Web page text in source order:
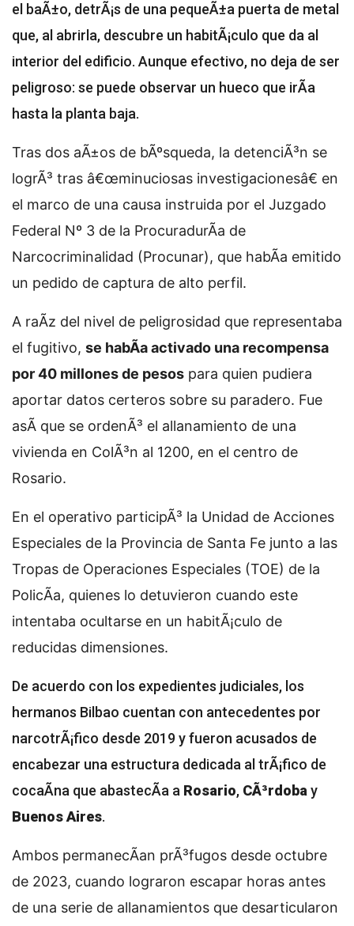
el baÃ±o, detrÃ¡s de una pequeÃ±a puerta de metal
que, al abrirla, descubre un habitÃ¡culo que da al
interior del edificio. Aunque efectivo, no deja de ser
peligroso: se puede observar un hueco que irÃ­a
hasta la planta baja.
Tras dos aÃ±os de bÃºsqueda, la detenciÃ³n se
logrÃ³ tras â€œminuciosas investigacionesâ€ en
el marco de una causa instruida por el Juzgado
Federal Nº 3 de la ProcuradurÃ­a de
Narcocriminalidad (Procunar), que habÃ­a emitido
un pedido de captura de alto perfil.
A raÃ­z del nivel de peligrosidad que representaba
el fugitivo, se habÃ­a activado una recompensa
por 40 millones de pesos para quien pudiera
aportar datos certeros sobre su paradero. Fue
asÃ­ que se ordenÃ³ el allanamiento de una
vivienda en ColÃ³n al 1200, en el centro de
Rosario.
En el operativo participÃ³ la Unidad de Acciones
Especiales de la Provincia de Santa Fe junto a las
Tropas de Operaciones Especiales (TOE) de la
PolicÃ­a, quienes lo detuvieron cuando este
intentaba ocultarse en un habitÃ¡culo de
reducidas dimensiones.
De acuerdo con los expedientes judiciales, los
hermanos Bilbao cuentan con antecedentes por
narcotrÃ¡fico desde 2019 y fueron acusados de
encabezar una estructura dedicada al trÃ¡fico de
cocaÃ­na que abastecÃ­a a Rosario, CÃ³rdobay
Buenos Aires.
Ambos permanecÃ­an prÃ³fugos desde octubre
de 2023, cuando lograron escapar horas antes
de una serie de allanamientos que desarticularon